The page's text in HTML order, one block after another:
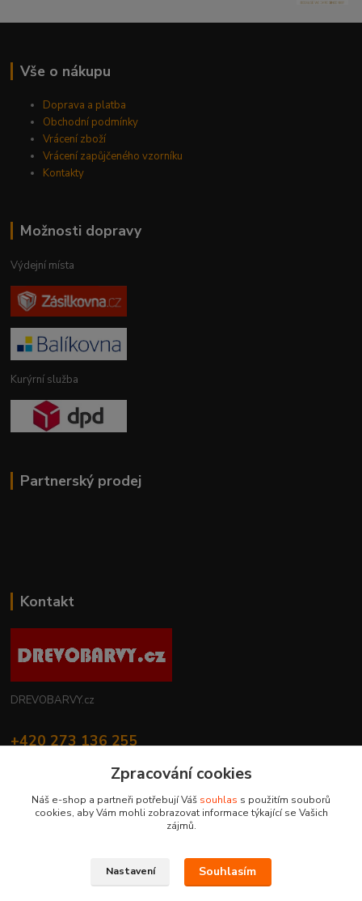
Vše o nákupu
Doprava a platba
Obchodní podmínky
Vrácení zboží
Vrácení zapůjčeného vzorníku
Kontakty
Možnosti dopravy
Výdejní místa
Kurýrní služba
Partnerský prodej
Kontakt
DREVOBARVY.cz
+420 273 136 255
Zpracování cookies
Náš e-shop a partneři potřebují Váš souhlas s použitím souborů
cookies, aby Vám mohli zobrazovat informace týkající se Vašich
zájmů.
Nastavení Souhlasím